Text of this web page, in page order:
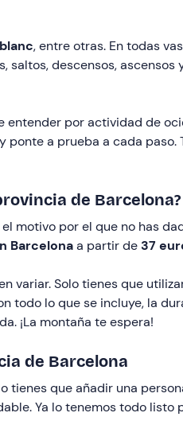
, entre otras. En todas
saltos, descensos,
por actividad de
a prueba a cada
de Barcelona?
por el que no has
Barcelonaa partir de37
variar. Solo tienes que
lo que se incluye, la
¡La montaña te espera!
de Barcelona
que añadir una
Ya lo tenemos todo